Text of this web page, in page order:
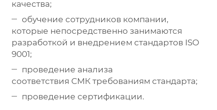
качества;
обучение сотрудников компании,
которые непосредственно занимаются
разработкой и внедрением стандартов ISO
9001;
проведение анализа
соответствия СМК требованиям стандарта;
проведение сертификации.